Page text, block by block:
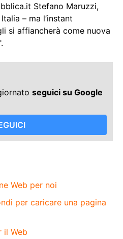
Stefano Maruzzi,
– ma l’instant
si affiancherà come nuova
seguici su Google
Web per noi
per caricare una pagina
il Web